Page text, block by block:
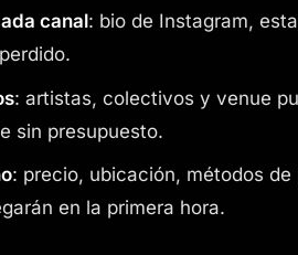
canal: bio de Instagram,
: artistas, colectivos y venue
sin presupuesto.
: precio, ubicación, métodos
en la primera hora.